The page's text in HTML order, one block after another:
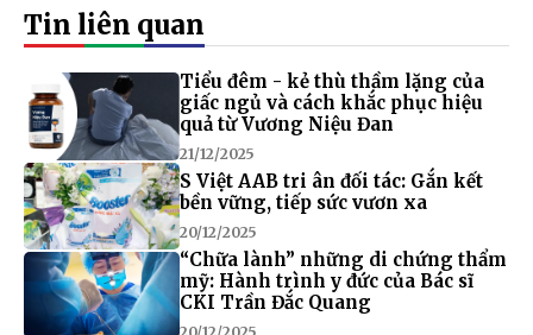
Tin liên quan
Tiểu đêm - kẻ thù thầm lặng của
giấc ngủ và cách khắc phục hiệu
quả từ Vương Niệu Đan
21/12/2025
S Việt AAB tri ân đối tác: Gắn kết
bền vững, tiếp sức vươn xa
20/12/2025
“Chữa lành” những di chứng thẩm
mỹ: Hành trình y đức của Bác sĩ
CKI Trần Đắc Quang